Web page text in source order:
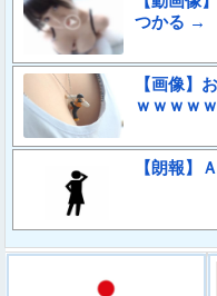
つかる →
【画像】
ｗｗｗｗｗ
【朗報】